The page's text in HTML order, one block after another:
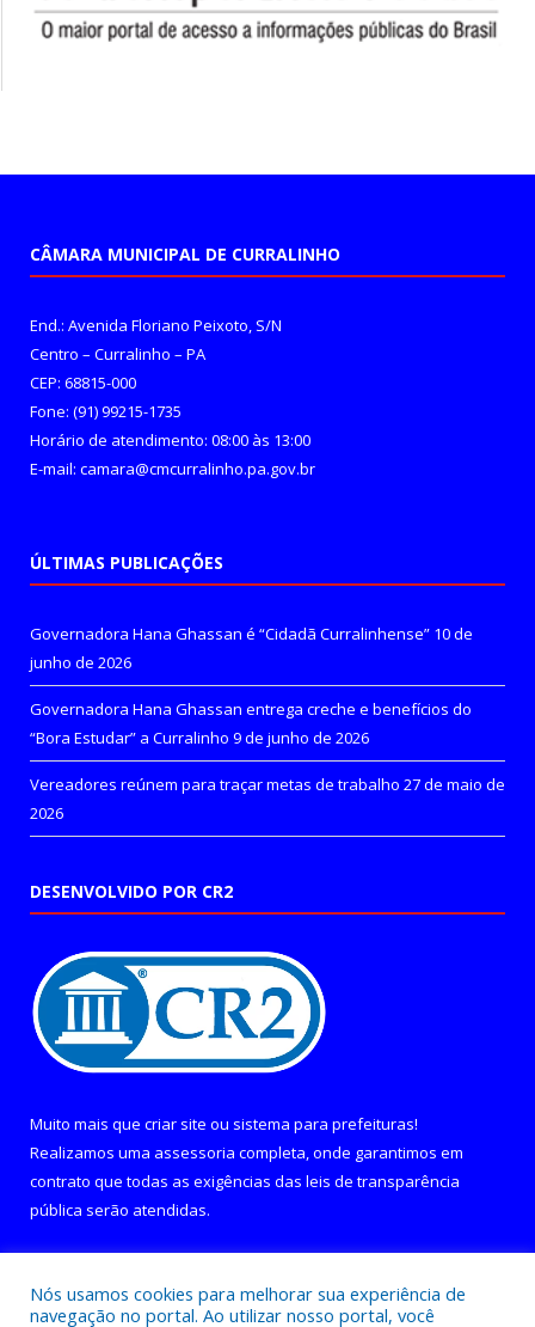
CÂMARA MUNICIPAL DE CURRALINHO
End.: Avenida Floriano Peixoto, S/N
Centro – Curralinho – PA
CEP: 68815-000
Fone: (91) 99215-1735
Horário de atendimento: 08:00 às 13:00
E-mail: camara@cmcurralinho.pa.gov.br
ÚLTIMAS PUBLICAÇÕES
Governadora Hana Ghassan é “Cidadã Curralinhense” 10 de
junho de 2026
Governadora Hana Ghassan entrega creche e benefícios do
“Bora Estudar” a Curralinho 9 de junho de 2026
Vereadores reúnem para traçar metas de trabalho 27 de maio de
2026
DESENVOLVIDO POR CR2
Muito mais que criar site ou sistema para prefeituras!
Realizamos uma assessoria completa, onde garantimos em
contrato que todas as exigências das leis de transparência
pública serão atendidas.
Nós usamos cookies para melhorar sua experiência de
navegação no portal. Ao utilizar nosso portal, você